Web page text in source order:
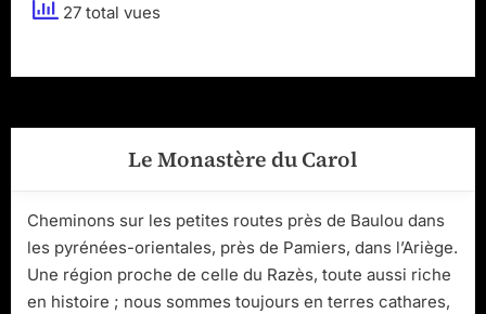
Monastiques
27 total vues
Le Monastère du Carol
Cheminons sur les petites routes près de Baulou dans
les pyrénées-orientales, près de Pamiers, dans l’Ariège.
Une région proche de celle du Razès, toute aussi riche
en histoire ; nous sommes toujours en terres cathares,